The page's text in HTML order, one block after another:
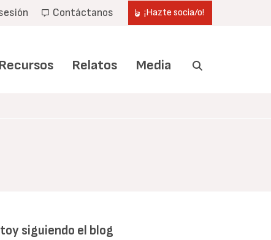
Contáctanos ¡Hazte socia/o!
Recursos Relatos Media
siguiendo el blog